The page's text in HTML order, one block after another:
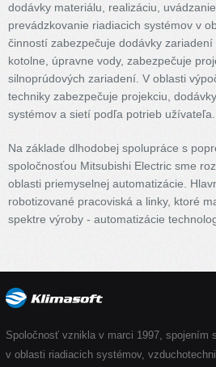
dodávky materiálu, realizáciu,
prevádzkovanie riadiacich systémov v
činností zabezpečuje dodávky zariadení
kotolne, úpravne vody, zabezpečuje
silnoprúdových zariadení. V oblasti
techniky zabezpečuje projekciu,
systémov a sietí podľa potrieb užívateľa.
Na základe dlhodobej spolupráce s
spoločnosťou Mitsubishi Electric sme
oblasti priemyselnej automatizácie.
robotizované pracoviská a linky, ktoré
spektre výroby - automatizácie
Spoločnosť vznikla v marci 1997, spojením
v oblasti riadiacich systémov,